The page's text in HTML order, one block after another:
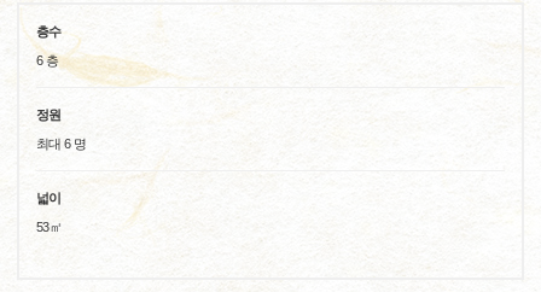
층수
6 층
정원
최대 6 명
넓이
53㎡